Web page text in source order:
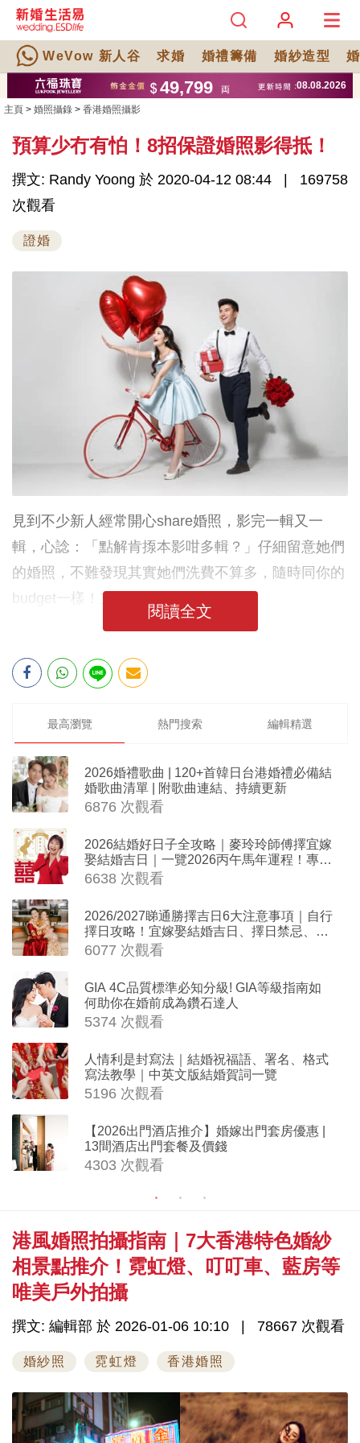
WeVow 新人谷 求婚 婚禮籌備 婚紗造型
主頁 > 婚照攝錄 > 香港婚照攝影
預算少冇有怕！8招保證婚照影得抵！
撰文: Randy Yoong 於 2020-04-12 08:44
169758
次觀看
證婚
見到不少新人經常開心share婚照，影完一輯又一
輯，心諗：「點解肯揼本影咁多輯？」仔細留意她們
的婚照，不難發現其實她們洗費不算多，隨時同你的
budget一樣！立即公開箇中竅妙！
閱讀全文
最高瀏覽 熱門搜索 編輯精選
2026婚禮歌曲 | 120+首韓日台港婚禮必備結
婚歌曲清單 | 附歌曲連結、持續更新
6876 次觀看
2026結婚好日子全攻略｜麥玲玲師傅擇宜嫁
娶結婚吉日｜一覽2026丙午馬年運程！專業
擇日結婚+避開沖煞生肖指南
6638 次觀看
2026/2027睇通勝擇吉日6大注意事項｜自行
擇日攻略！宜嫁娶結婚吉日、擇日禁忌、相
沖生肖一覽
6077 次觀看
GIA 4C品質標準必知分級! GIA等級指南如
何助你在婚前成為鑽石達人
5374 次觀看
人情利是封寫法｜結婚祝福語、署名、格式
寫法教學｜中英文版結婚賀詞一覽
5196 次觀看
【2026出門酒店推介】婚嫁出門套房優惠 |
13間酒店出門套餐及價錢
4303 次觀看
港風婚照拍攝指南｜7大香港特色婚紗
相景點推介！霓虹燈、叮叮車、藍房等
唯美戶外拍攝
撰文: 編輯部 於 2026-01-06 10:10 78667 次觀看
婚紗照 霓虹燈 香港婚照